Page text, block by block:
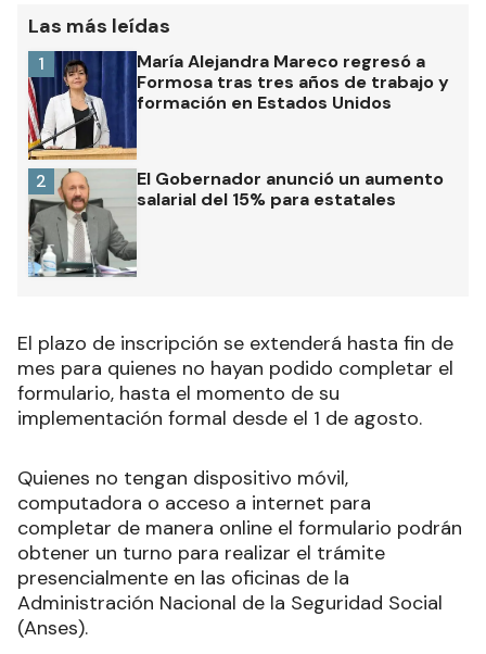
Las más leídas
María Alejandra Mareco regresó a
Formosa tras tres años de trabajo y
formación en Estados Unidos
1
El Gobernador anunció un aumento
salarial del 15% para estatales
2
El plazo de inscripción se extenderá hasta fin de
mes para quienes no hayan podido completar el
formulario, hasta el momento de su
implementación formal desde el 1 de agosto.
Quienes no tengan dispositivo móvil,
computadora o acceso a internet para
completar de manera online el formulario podrán
obtener un turno para realizar el trámite
presencialmente en las oficinas de la
Administración Nacional de la Seguridad Social
(Anses).